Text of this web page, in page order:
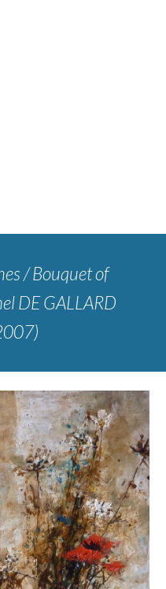
/ Bouquet of
DE GALLARD